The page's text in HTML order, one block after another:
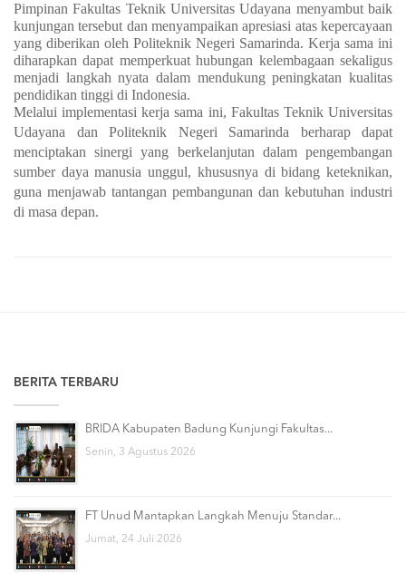
Pimpinan Fakultas Teknik Universitas Udayana menyambut baik
kunjungan tersebut dan menyampaikan apresiasi atas kepercayaan
yang diberikan oleh Politeknik Negeri Samarinda. Kerja sama ini
diharapkan dapat memperkuat hubungan kelembagaan sekaligus
menjadi langkah nyata dalam mendukung peningkatan kualitas
pendidikan tinggi di Indonesia.
Melalui implementasi kerja sama ini, Fakultas Teknik Universitas
Udayana dan Politeknik Negeri Samarinda berharap dapat
menciptakan sinergi yang berkelanjutan dalam pengembangan
sumber daya manusia unggul, khususnya di bidang keteknikan,
guna menjawab tantangan pembangunan dan kebutuhan industri
di masa depan.
BERITA TERBARU
BRIDA Kabupaten Badung Kunjungi Fakultas...
Senin, 3 Agustus 2026
FT Unud Mantapkan Langkah Menuju Standar...
Jumat, 24 Juli 2026